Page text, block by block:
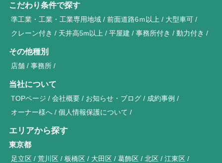
こだわり条件で探す
準工業・工業・工業専用地域 前面道路6ｍ以上
大型車可
クレーン付き
天井高5m以上 平屋建 事務所付き 動力付き
その他種別
店舗 事務所
当社について
TOPページ 会社概要 お知らせ・ブログ
成約事例
オーナー様へ
個人情報保護について
エリアから探す
東京都
足立区 荒川区 板橋区 大田区 葛飾区 北区
江東区